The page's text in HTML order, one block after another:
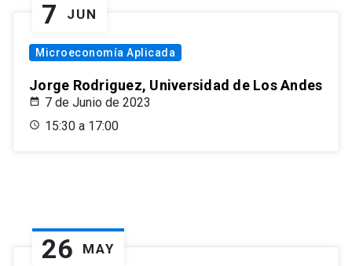
7 JUN
Microeconomía Aplicada
Jorge Rodriguez, Universidad de Los Andes
7 de Junio de 2023
15:30 a 17:00
26 MAY